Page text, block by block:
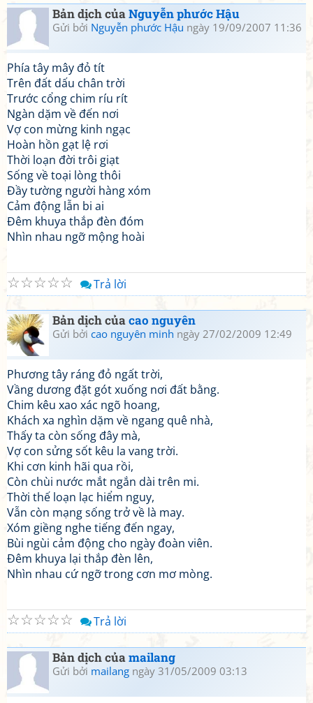
Bản dịch củaNguyễn phước Hậu
Gửi bởi Nguyễn phước Hậu ngày 19/09/2007 11:36
Phía tây mây đỏ tít
Trên đất dấu chân trời
Trước cổng chim ríu rít
Ngàn dặm về đến nơi
Vợ con mừng kinh ngạc
Hoàn hồn gạt lệ rơi
Thời loạn đời trôi giạt
Sống về toại lòng thôi
Đầy tường người hàng xóm
Cảm động lẫn bi ai
Đêm khuya thắp đèn đóm
Nhìn nhau ngỡ mộng hoài
☆
☆
☆
☆
☆ Trả lời
Bản dịch củacao nguyên
Gửi bởi cao nguyên minh ngày 27/02/2009 12:49
Phương tây ráng đỏ ngất trời,
Vầng dương đặt gót xuống nơi đất bằng.
Chim kêu xao xác ngõ hoang,
Khách xa nghìn dặm về ngang quê nhà,
Thấy ta còn sống đây mà,
Vợ con sửng sốt kêu la vang trời.
Khi cơn kinh hãi qua rồi,
Còn chùi nước mắt ngắn dài trên mi.
Thời thế loạn lạc hiểm nguy,
Vẫn còn mạng sống trở về là may.
Xóm giềng nghe tiếng đến ngay,
Bùi ngùi cảm động cho ngày đoàn viên.
Đêm khuya lại thắp đèn lên,
Nhìn nhau cứ ngỡ trong cơn mơ mòng.
☆
☆
☆
☆
☆ Trả lời
Bản dịch củamailang
Gửi bởi mailang ngày 31/05/2009 03:13